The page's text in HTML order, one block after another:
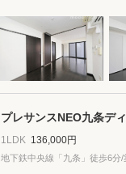
プレサンスNEO九条デ
1LDK 136,000円
地下鉄中央線「九条」徒歩6分/